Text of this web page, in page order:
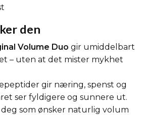
den
Volume Duo gir umiddelbart
– uten at det mister mykhet
gir næring, spenst og
ser fyldigere og sunnere ut.
som ønsker naturlig volum